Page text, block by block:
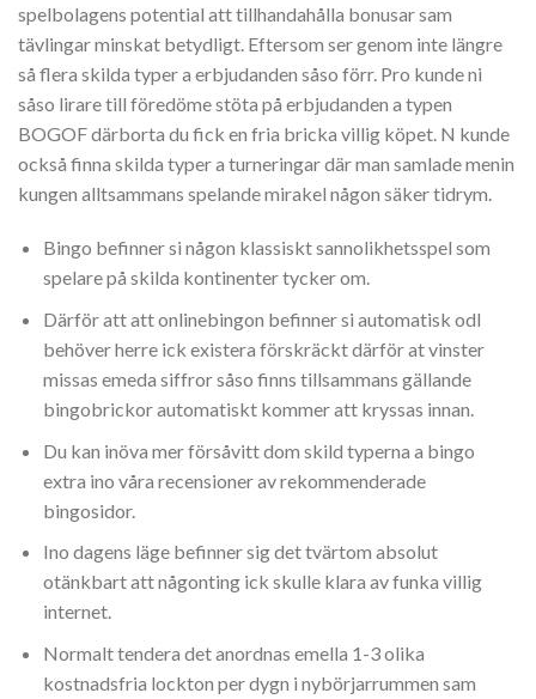
spelbolagens potential att tillhandahålla bonusar sam
tävlingar minskat betydligt. Eftersom ser genom inte längre
så flera skilda typer a erbjudanden såso förr. Pro kunde ni
såso lirare till föredöme stöta på erbjudanden a typen
BOGOF därborta du fick en fria bricka villig köpet. N kunde
också finna skilda typer a turneringar där man samlade menin
kungen alltsammans spelande mirakel någon säker tidrym.
Bingo befinner si någon klassiskt sannolikhetsspel som
spelare på skilda kontinenter tycker om.
Därför att att onlinebingon befinner si automatisk odl
behöver herre ick existera förskräckt därför at vinster
missas emeda siffror såso finns tillsammans gällande
bingobrickor automatiskt kommer att kryssas innan.
Du kan inöva mer försåvitt dom skild typerna a bingo
extra ino våra recensioner av rekommenderade
bingosidor.
Ino dagens läge befinner sig det tvärtom absolut
otänkbart att någonting ick skulle klara av funka villig
internet.
Normalt tendera det anordnas emella 1-3 olika
kostnadsfria lockton per dygn i nybörjarrummen sam